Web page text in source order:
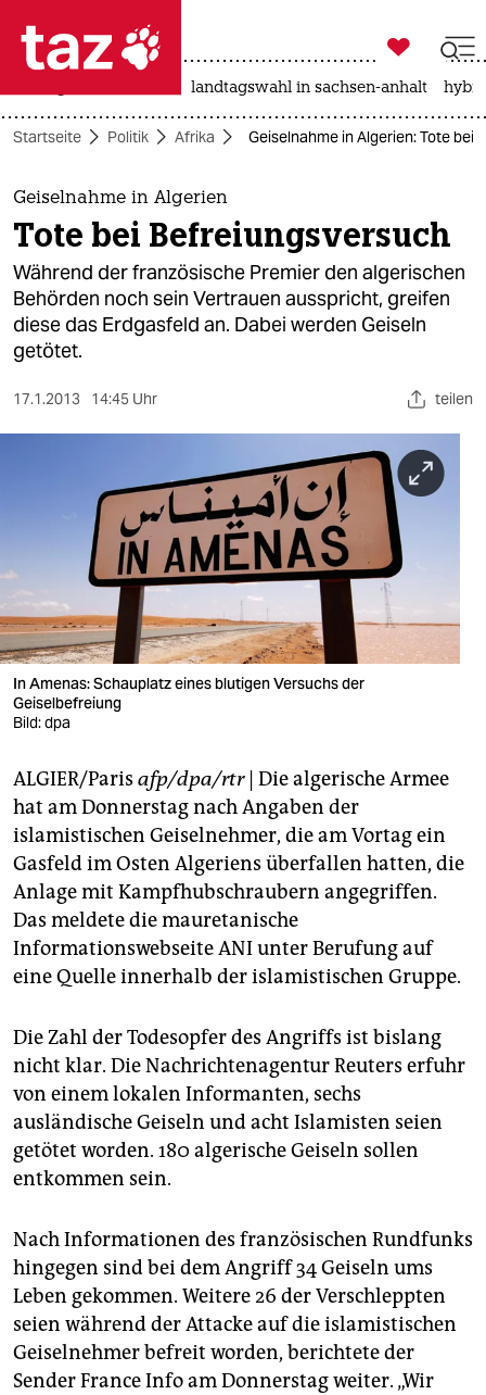
 taz zahl ich
taz zahl ich
themen
politik
öko
gesellschaft
kultur
sport
wahrheit
verlag
verlag
veranstaltungen
fragen & hilfe
unterstützen
abo
genossenschaft
epaper login

taz zahl ich
landtagswahl in sachsen-anhalt
Startseite Politik Afrika Geiselnahme in Algerien: Tote bei
Geiselnahme in Algerien
Tote bei Befreiungsversuch
Während der französische Premier den algerischen
Behörden noch sein Vertrauen ausspricht, greifen
diese das Erdgasfeld an. Dabei werden Geiseln
getötet.
17.1.2013 14:45 Uhr teilen
In Amenas: Schauplatz eines blutigen Versuchs der
Geiselbefreiung
Bild: dpa
ALGIER/Paris afp/dpa/rtr| Die algerische Armee
hat am Donnerstag nach Angaben der
islamistischen Geiselnehmer, die am Vortag ein
Gasfeld im Osten Algeriens überfallen hatten, die
Anlage mit Kampfhubschraubern angegriffen.
Das meldete die mauretanische
Informationswebseite ANI unter Berufung auf
eine Quelle innerhalb der islamistischen Gruppe.
Die Zahl der Todesopfer des Angriffs ist bislang
nicht klar. Die Nachrichtenagentur Reuters erfuhr
von einem lokalen Informanten, sechs
ausländische Geiseln und acht Islamisten seien
getötet worden. 180 algerische Geiseln sollen
entkommen sein.
Nach Informationen des französischen Rundfunks
hingegen sind bei dem Angriff 34 Geiseln ums
Leben gekommen. Weitere 26 der Verschleppten
seien während der Attacke auf die islamistischen
Geiselnehmer befreit worden, berichtete der
Sender France Info am Donnerstag weiter. „Wir